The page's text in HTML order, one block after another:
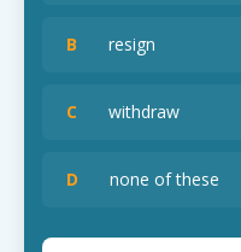
B resign
C withdraw
D none of these